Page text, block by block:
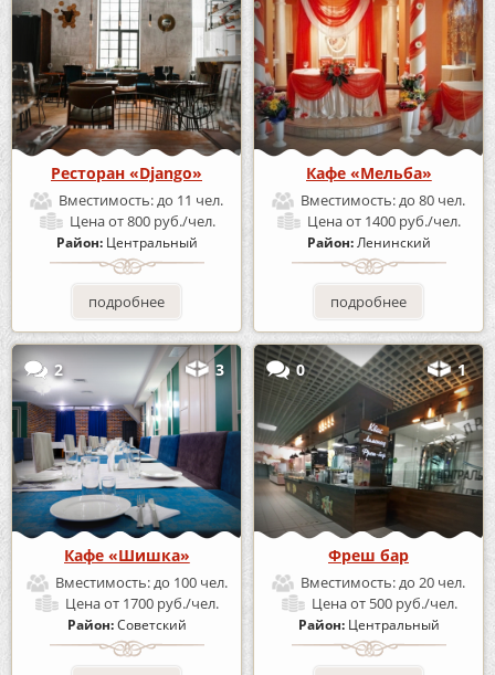
Ресторан «Django»
Вместимость:до 11 чел.
Ценаот 800 руб./чел.
Район: Центральный
подробнее
Кафе «Мельба»
Вместимость:до 80 чел.
Ценаот 1400 руб./чел.
Район:Ленинский
подробнее
2 3
Кафе «Шишка»
Вместимость:до 100 чел.
Ценаот 1700 руб./чел.
Район:Советский
0 1
Фреш бар
Вместимость:до 20 чел.
Ценаот 500 руб./чел.
Район: Центральный